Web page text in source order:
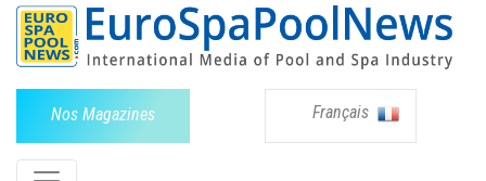
Nos Magazines Français